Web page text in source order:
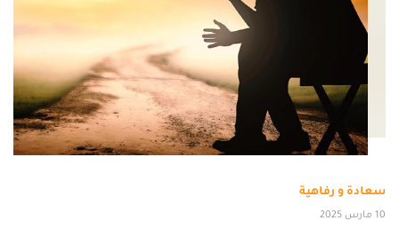
سعادة و رفاهية
10 مارس 2025